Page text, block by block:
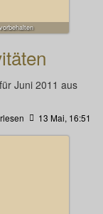
Juni 2011 aus
13 Mai, 16:51